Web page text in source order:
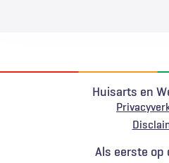
Huisarts en
Als eerste op